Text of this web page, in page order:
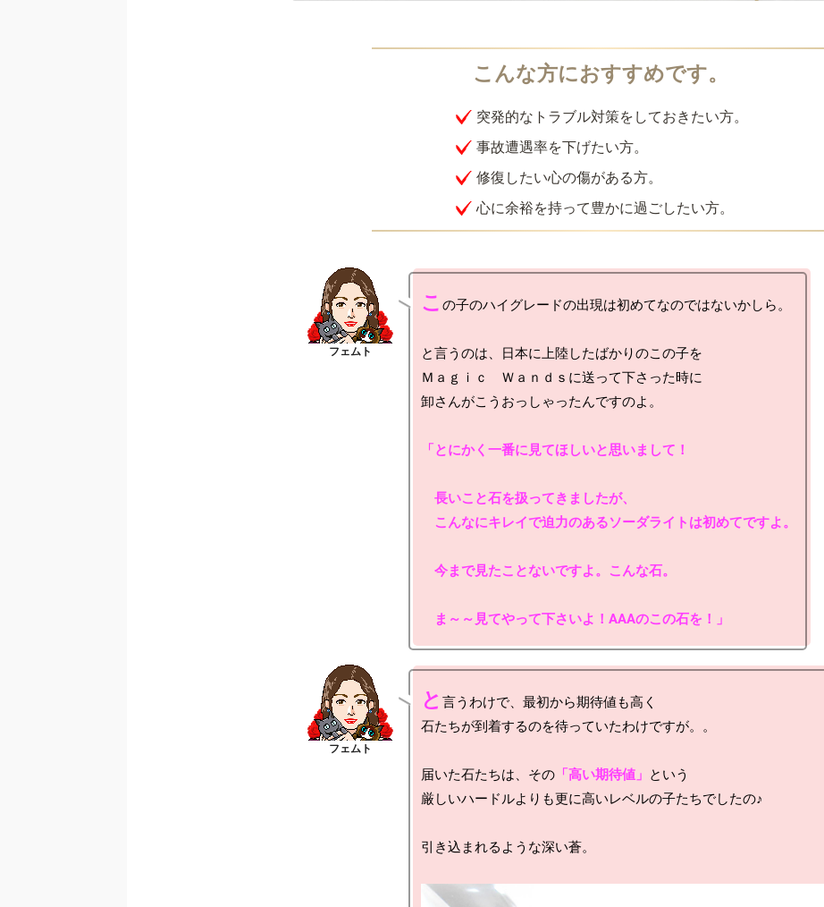
突発的なトラブル対策をしておきたい方。
事故遭遇率を下げたい方。
修復したい心の傷がある方。
心に余裕を持って豊かに過ごしたい方。
こ の子のハイグレードの出現は初めてなのではないかしら。
と言うのは、日本に上陸したばかりのこの子を
Ｍａｇｉｃ　Ｗａｎｄｓに送って下さった時に
卸さんがこうおっしゃったんですのよ。
「とにかく一番に見てほしいと思いまして！
長いこと石を扱ってきましたが、
こんなにキレイで迫力のあるソーダライトは初めてですよ。
今まで見たことないですよ。こんな石。
ま～～見てやって下さいよ！AAAのこの石を！」
と 言うわけで、最初から期待値も高く
石たちが到着するのを待っていたわけですが。。
届いた石たちは、その 「高い期待値」 という
厳しいハードルよりも更に高いレベルの子たちでしたの♪
引き込まれるような深い蒼。